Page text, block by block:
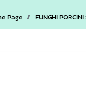
Page FUNGHI